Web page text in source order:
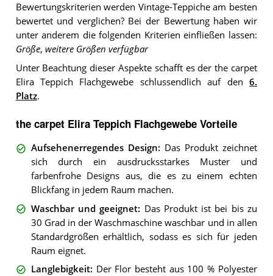
Bewertungskriterien werden Vintage-Teppiche am besten
bewertet und verglichen? Bei der Bewertung haben wir
unter anderem die folgenden Kriterien einfließen lassen:
Größe, weitere Größen verfügbar
Unter Beachtung dieser Aspekte schafft es der the carpet
Elira Teppich Flachgewebe schlussendlich auf den 6.
Platz.
the carpet Elira Teppich Flachgewebe Vorteile
Aufsehenerregendes Design: Das Produkt zeichnet
sich durch ein ausdrucksstarkes Muster und
farbenfrohe Designs aus, die es zu einem echten
Blickfang in jedem Raum machen.
Waschbar und geeignet: Das Produkt ist bei bis zu
30 Grad in der Waschmaschine waschbar und in allen
Standardgrößen erhältlich, sodass es sich für jeden
Raum eignet.
Langlebigkeit: Der Flor besteht aus 100 % Polyester